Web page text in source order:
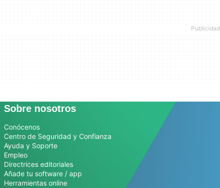
Sobre nosotros
Conócenos
Centro de Seguridad y Confianza
Ayuda y Soporte
Empleo
Directrices editoriales
Añade tu software / app
Herramientas online